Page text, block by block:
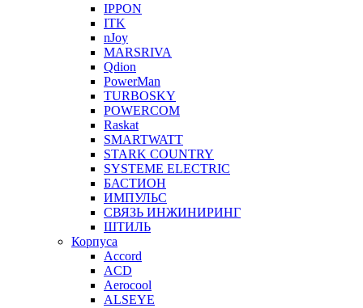
IPPON
ITK
nJoy
MARSRIVA
Qdion
PowerMan
TURBOSKY
POWERCOM
Raskat
SMARTWATT
STARK COUNTRY
SYSTEME ELECTRIC
БАСТИОН
ИМПУЛЬС
СВЯЗЬ ИНЖИНИРИНГ
ШТИЛЬ
Корпуса
Accord
ACD
Aerocool
ALSEYE